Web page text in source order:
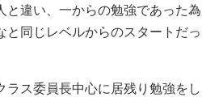
違い、一からの勉強であった
同じレベルからのスタートだ
ス委員長中心に居残り勉強を